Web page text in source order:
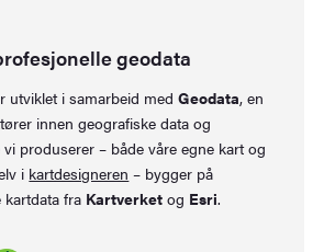
geodata
utviklet i samarbeid medGeodata, en
innen geografiske data og
produserer – både våre egne kart og
i kartdesigneren – bygger på
fra Kartverket og Esri.